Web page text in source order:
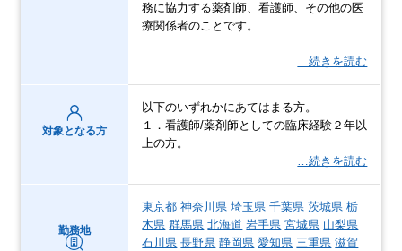
務に協力する薬剤師、看護師、その他の医
療関係者のことです。
…続きを読む
対象となる方
以下のいずれかにあてはまる方。
１．看護師/薬剤師としての臨床経験２年以
上の方。
…続きを読む
勤務地
東京都 神奈川県 埼玉県 千葉県 茨城県 栃
木県 群馬県 北海道 岩手県 宮城県 山梨県
石川県 長野県 静岡県 愛知県 三重県 滋賀